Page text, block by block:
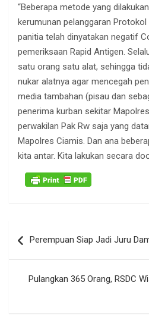
“Beberapa metode yang
kerumunan pelanggaran Protokol
panitia telah dinyatakan negatif
pemeriksaan Rapid Antigen.
satu orang satu alat, sehingga
nukar alatnya agar mencegah
media tambahan (pisau dan
penerima kurban sekitar
perwakilan Pak Rw saja yang
Mapolres Ciamis. Dan ana
kita antar. Kita lakukan secara
posPerempuan Siap Jadi Juru
Pulangkan 365 Orang, RSDC